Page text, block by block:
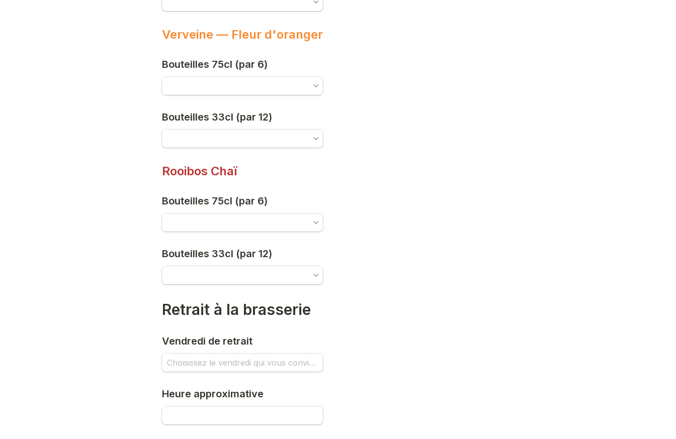
Verveine — Fleur d'oranger
Bouteilles 75cl (par 6)
Bouteilles 33cl (par 12)
Rooibos Chaï
Bouteilles 75cl (par 6)
Bouteilles 33cl (par 12)
Retrait à la brasserie
Vendredi de retrait
Heure approximative